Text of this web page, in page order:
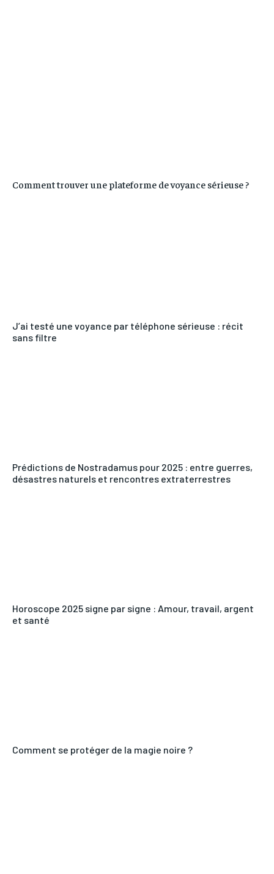
J’ai testé une voyance par téléphone sérieuse : récit
sans filtre
Prédictions de Nostradamus pour 2025 : entre guerres,
désastres naturels et rencontres extraterrestres
Horoscope 2025 signe par signe : Amour, travail, argent
et santé
Comment se protéger de la magie noire ?
Comment trouver une plateforme de voyance sérieuse ?